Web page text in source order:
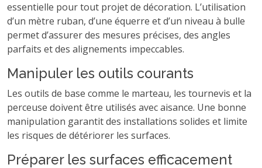
essentielle pour tout projet de décoration. L’utilisation
d’un mètre ruban, d’une équerre et d’un niveau à bulle
permet d’assurer des mesures précises, des angles
parfaits et des alignements impeccables.
Manipuler les outils courants
Les outils de base comme le marteau, les tournevis et la
perceuse doivent être utilisés avec aisance. Une bonne
manipulation garantit des installations solides et limite
les risques de détériorer les surfaces.
Préparer les surfaces efficacement